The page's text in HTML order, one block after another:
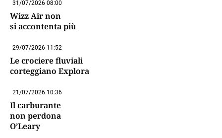
31/07/2026 08:00
Wizz Air non
si accontenta più
29/07/2026 11:52
Le crociere fluviali
corteggiano Explora
21/07/2026 10:36
Il carburante
non perdona
O’Leary